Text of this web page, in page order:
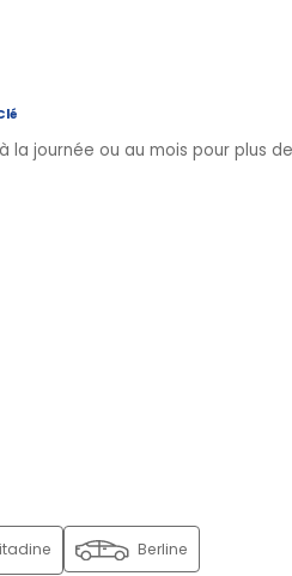
la journée ou au mois pour plus
Berline